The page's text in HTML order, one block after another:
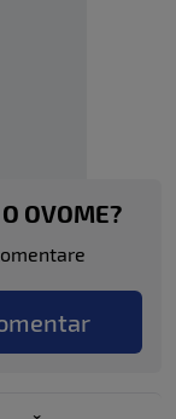
OVOME?